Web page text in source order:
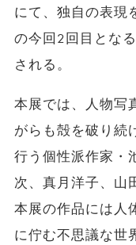
にて、独自の表現
の今回2回目とな
される。
本展では、人物写
がらも殻を破り続
行う個性派作家・
次、真月洋子、山
本展の作品には人
に佇む不思議な世